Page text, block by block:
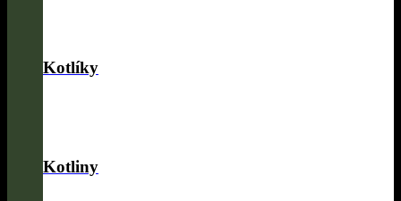
Kotlíky
Kotliny